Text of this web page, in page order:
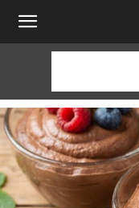
NOTICIAS
HORAS